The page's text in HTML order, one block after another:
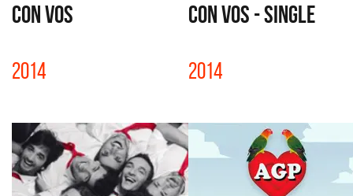
CON VOS
2014
CON VOS - SINGLE
2014